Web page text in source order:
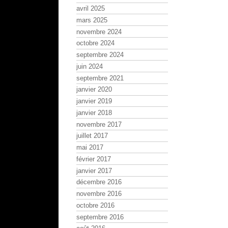
avril 2025
mars 2025
novembre 2024
octobre 2024
septembre 2024
juin 2024
septembre 2021
janvier 2020
janvier 2019
janvier 2018
novembre 2017
juillet 2017
mai 2017
février 2017
janvier 2017
décembre 2016
novembre 2016
octobre 2016
septembre 2016